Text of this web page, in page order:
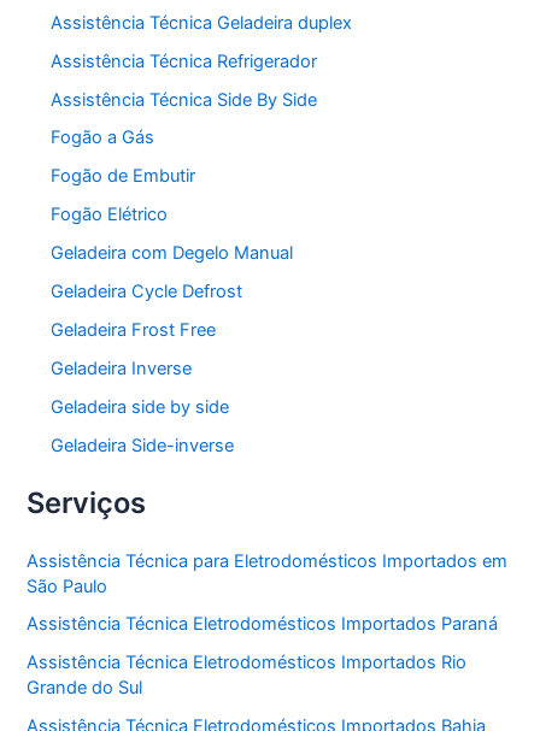
Assistência Técnica Geladeira duplex
Assistência Técnica Refrigerador
Assistência Técnica Side By Side
Fogão a Gás
Fogão de Embutir
Fogão Elétrico
Geladeira com Degelo Manual
Geladeira Cycle Defrost
Geladeira Frost Free
Geladeira Inverse
Geladeira side by side
Geladeira Side-inverse
Serviços
Assistência Técnica para Eletrodomésticos Importados em
São Paulo
Assistência Técnica Eletrodomésticos Importados Paraná
Assistência Técnica Eletrodomésticos Importados Rio
Grande do Sul
Assistência Técnica Eletrodomésticos Importados Bahia